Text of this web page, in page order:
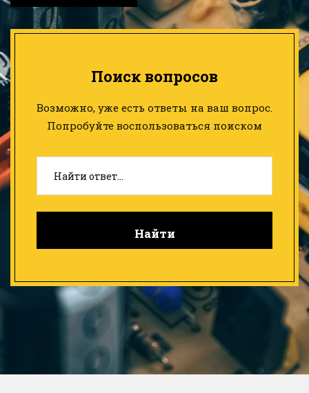
Поиск вопросов
Возможно, уже есть ответы на ваш вопрос.
Попробуйте воспользоваться поиском
Найти